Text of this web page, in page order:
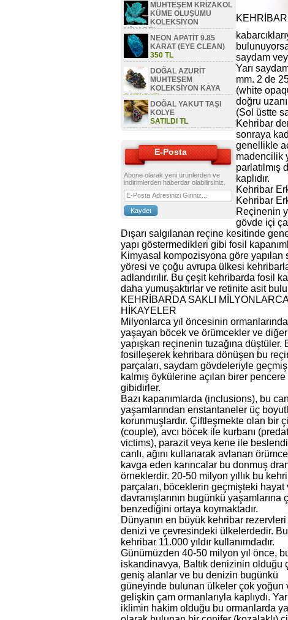
MUHTEŞEM KRİZAKOL
KÜME OLUŞUMU
KOLEKSİYON
MİNAREL
SATILDI TLNEON APATİT 9.85
KARAT (EYE CLEAN)
350 TL
DOĞAL AZURİT
MUHTEŞEM
KOLEKSİYON KAYA
SATILDI TL
DOĞAL YAKUT TAŞI
KOLYE
SATILDI TL
E-Posta
Abone olarak yeni ürünlerden ve
indirimlerden haberdar olabilirsiniz.
saydam
Yarı
mm. 2 de
(white
doğru
(Sol üstte
Kehribar
sonraya
genellikle
madencilik
parlatılmış
kaplıdır.
Kehribar
Kehribar
Reçinenin
gövde içi
Dışarı salgılanan reçine kesitinde
yapı göstermedikleri gibi fosil
Kimyasal kompozisyona göre yapılan
yöresi ve çoğu avrupa ülkesi
adlandırılır. Bu çeşit kehribarda fosil
daha yumuşaktırlar ve retinite asit
KEHRİBARDA SAKLI
HİKAYELER
Milyonlarca yıl öncesinin ormanlarında
yaşayan böcek ve örümcekler ve diğer
yapışkan reçinenin tuzağına düştüler.
fosilleşerek kehribara dönüşen bu
parçaları, saydam gövdeleriyle
kalmış öykülerine açılan birer pencere
gibidirler.
Bazı kapanımlarda (inclusions), bu
yaşamlarından enstantaneler üç
korunmuşlardır. Çiftleşmekte olan bir
(couple), avcı böcek ile kurbanı
victims), parazit veya kene ile
canlı, ağını kullanarak avlanan
kavga eden karıncalar bu donmuş
örneklerdir. 20-50 milyon yıllık bu
parçaları, böceklerin geçmişteki hayat
davranışlarının bugünkü yaşamlarına
benzediğini ortaya koymaktadır.
Dünyanın en büyük kehribar rezervleri
denizi ve çevresindeki ülkelerdedir.
kehribar 11.000 yıldır kullanımdadır.
Günümüzden 40-50 milyon yıl önce,
iskandinavya, Baltık denizinin olduğu
geniş alanlar ve bu denizin bugünkü
güneyinde bulunan ülkeler çok yoğun
gelişkin çam ormanlarıyla kaplıydı.
iklimin hakim olduğu bu ormanlarda